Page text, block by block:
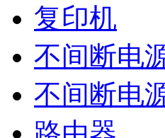
复印机
不间断电
不间断电